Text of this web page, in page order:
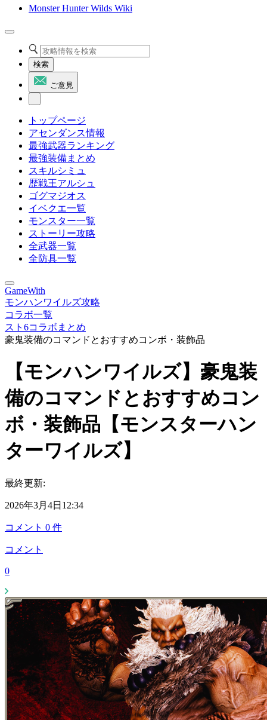
Monster Hunter Wilds Wiki
検索
ご意見
トップページ
アセンダンス情報
最強武器ランキング
最強装備まとめ
スキルシミュ
歴戦王アルシュ
ゴグマジオス
イベクエ一覧
モンスター一覧
ストーリー攻略
全武器一覧
全防具一覧
GameWith
モンハンワイルズ攻略
コラボ一覧
スト6コラボまとめ
豪鬼装備のコマンドとおすすめコンボ・装飾品
【モンハンワイルズ】豪鬼装
備のコマンドとおすすめコン
ボ・装飾品【モンスターハン
ターワイルズ】
最終更新:
2026年3月4日12:34
コメント 0 件
コメント
0